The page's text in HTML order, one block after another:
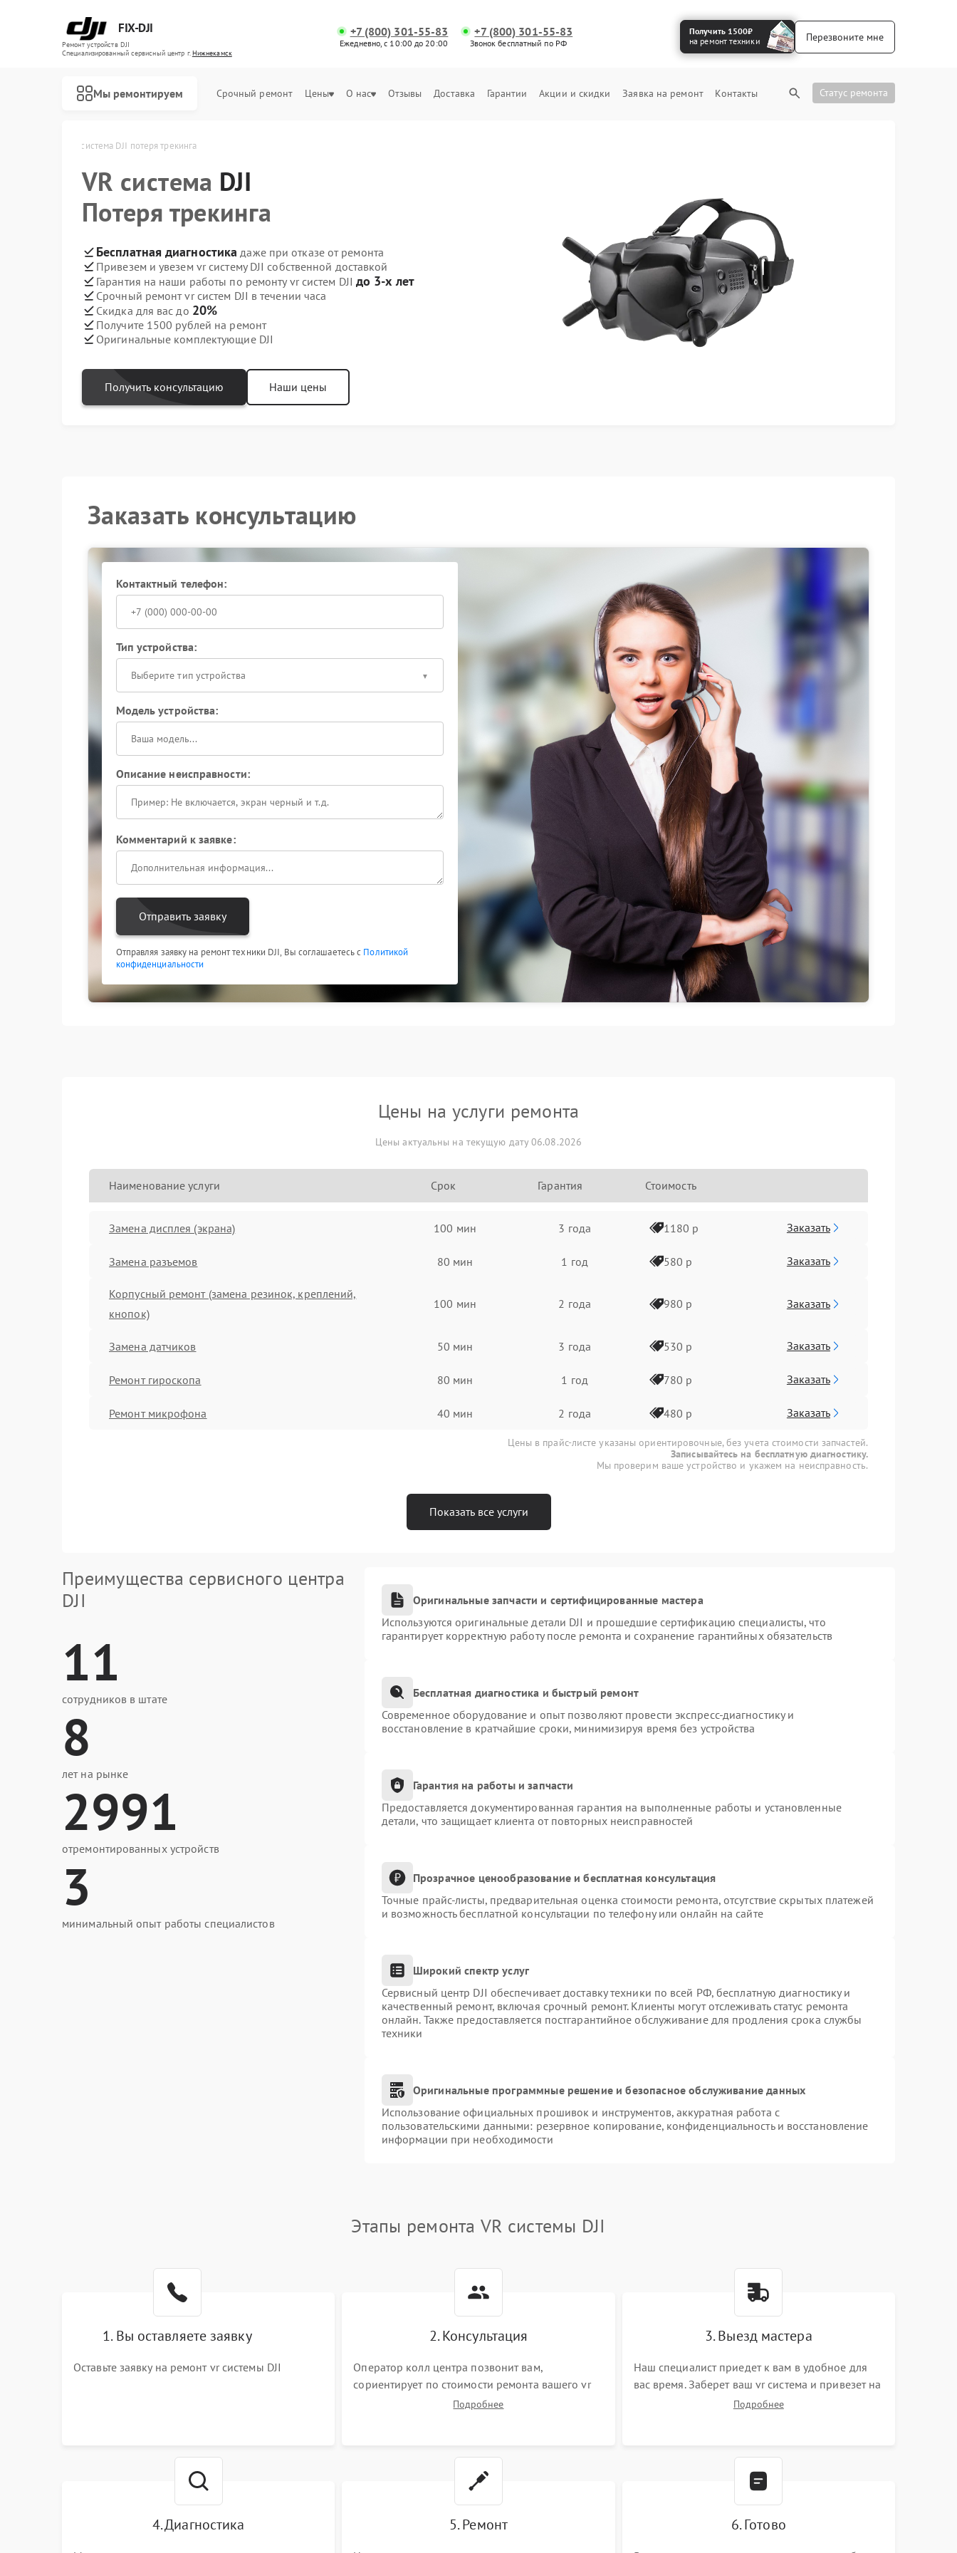
FIX-DJI
Ремонт устройств DJI
Специализированный cервисный центр г.Нижнекамск
+7 (800) 301-55-83
Ежедневно, с 10:00 до 20:00
+7 (800) 301-55-83
Звонок бесплатный по РФ
Получить 1500₽
на ремонт техники
Перезвоните мне
Мы ремонтируем Срочный ремонт Цены О нас Отзывы Доставка Гарантии Акции и скидки Заявка на ремонт Контакты Статус ремонта
VR система DJI потеря трекинга
VR система DJI
Потеря трекинга
Бесплатная диагностика даже при отказе от ремонта
Привезем и увезем vr систему DJI собственной доставкой
Гарантия на наши работы по ремонту vr систем DJI до 3-х лет
Срочный ремонт vr систем DJI в течении часа
Скидка для вас до 20%
Получите 1500 рублей на ремонт
Оригинальные комплектующие DJI
Получить консультацию Наши цены
Заказать консультацию
Контактный телефон:
Тип устройства:
Выберите тип устройства
Модель устройства:
Описание неисправности:
Комментарий к заявке:
Отправить заявку
Отправляя заявку на ремонт техники DJI, Вы соглашаетесь с Политикой
конфиденциальности
Цены на услуги ремонта
Цены актуальны на текущую дату 06.08.2026
Наименование услуги Срок Гарантия Стоимость
Замена дисплея (экрана) 100 мин 3 года 1180 р Заказать
Замена разъемов 80 мин 1 год 580 р Заказать
Корпусный ремонт (замена резинок, креплений,
кнопок)
100 мин 2 года 980 р Заказать
Замена датчиков 50 мин 3 года 530 р Заказать
Ремонт гироскопа 80 мин 1 год 780 р Заказать
Ремонт микрофона 40 мин 2 года 480 р Заказать
Цены в прайс-листе указаны ориентировочные, без учета стоимости запчастей.
Записывайтесь на бесплатную диагностику.
Мы проверим ваше устройство и укажем на неисправность.
Показать все услуги
Преимущества сервисного центра
DJI
11
сотрудников в штате
8
лет на рынке
2991
отремонтированных устройств
3
минимальный опыт работы специалистов
Оригинальные запчасти и сертифицированные мастера
Используются оригинальные детали DJI и прошедшие сертификацию специалисты, что
гарантирует корректную работу после ремонта и сохранение гарантийных обязательств
Бесплатная диагностика и быстрый ремонт
Современное оборудование и опыт позволяют провести экспресс-диагностику и
восстановление в кратчайшие сроки, минимизируя время без устройства
Гарантия на работы и запчасти
Предоставляется документированная гарантия на выполненные работы и установленные
детали, что защищает клиента от повторных неисправностей
Прозрачное ценообразование и бесплатная консультация
Точные прайс-листы, предварительная оценка стоимости ремонта, отсутствие скрытых платежей
и возможность бесплатной консультации по телефону или онлайн на сайте
Широкий спектр услуг
Сервисный центр DJI обеспечивает доставку техники по всей РФ, бесплатную диагностику и
качественный ремонт, включая срочный ремонт. Клиенты могут отслеживать статус ремонта
онлайн. Также предоставляется постгарантийное обслуживание для продления срока службы
техники
Оригинальные программные решение и безопасное обслуживание данных
Использование официальных прошивок и инструментов, аккуратная работа с
пользовательскими данными: резервное копирование, конфиденциальность и восстановление
информации при необходимости
Этапы ремонта VR системы DJI
1. Вы оставляете заявку
Оставьте заявку на ремонт vr системы DJI
2. Консультация
Оператор колл центра позвонит вам,
сориентирует по стоимости ремонта вашего vr
системы а также ответит на все ваши вопросы.
Подробнее
3. Выезд мастера
Наш специалист приедет к вам в удобное для
вас время. Заберет ваш vr система и привезет на
склад для диагностики.Подробнее
4. Диагностика 5. Ремонт 6. Готово